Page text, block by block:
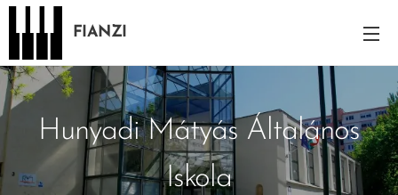
FIANZI
Hunyadi Mátyás Általános
Iskola